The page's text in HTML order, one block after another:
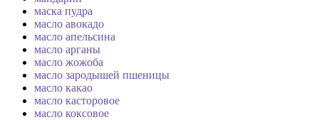
маска пудра
масло авокадо
масло апельсина
масло арганы
масло жожоба
масло зародышей пшеницы
масло какао
масло касторовое
масло коксовое